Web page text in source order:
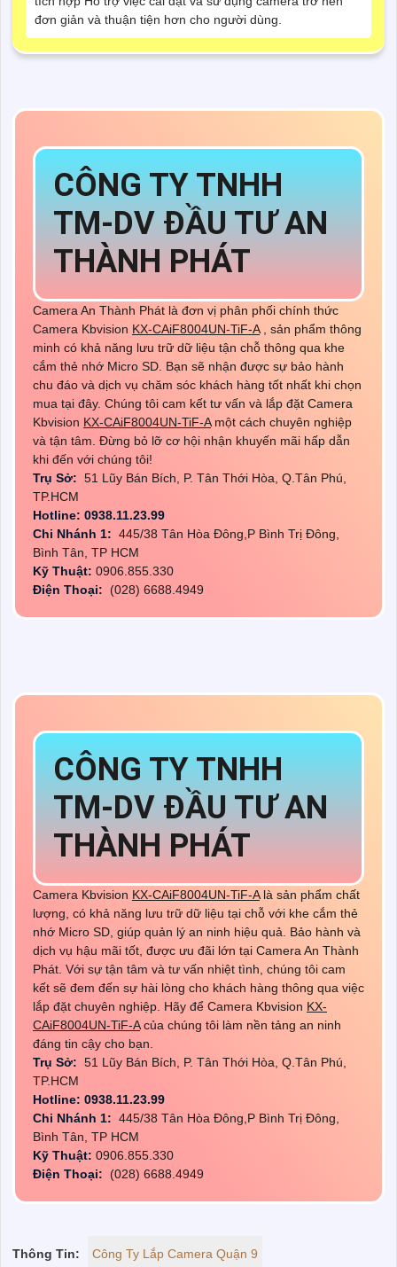
đơn giản và thuận tiện hơn cho người dùng.
CÔNG TY TNHH
TM-DV ĐẦU TƯ AN
THÀNH PHÁT
Camera An Thành Phát là đơn vị phân phối chính thức
Camera Kbvision KX-CAiF8004UN-TiF-A, sản phẩm thông
minh có khả năng lưu trữ dữ liệu tận chỗ thông qua khe
cắm thẻ nhớ Micro SD. Bạn sẽ nhận được sự bảo hành
chu đáo và dịch vụ chăm sóc khách hàng tốt nhất khi chọn
mua tại đây. Chúng tôi cam kết tư vấn và lắp đặt Camera
Kbvision KX-CAiF8004UN-TiF-Amột cách chuyên nghiệp
và tận tâm. Đừng bỏ lỡ cơ hội nhận khuyến mãi hấp dẫn
khi đến với chúng tôi!
Trụ Sở: 51 Lũy Bán Bích, P. Tân Thới Hòa, Q.Tân Phú,
TP.HCM
Hotline: 0938.11.23.99
Chi Nhánh 1: 445/38 Tân Hòa Đông,P Bình Trị Đông,
Bình Tân, TP HCM
Kỹ Thuật: 0906.855.330
Điện Thoại: (028) 6688.4949
CÔNG TY TNHH
TM-DV ĐẦU TƯ AN
THÀNH PHÁT
Camera Kbvision KX-CAiF8004UN-TiF-Alà sản phẩm chất
lượng, có khả năng lưu trữ dữ liệu tại chỗ với khe cắm thẻ
nhớ Micro SD, giúp quản lý an ninh hiệu quả. Bảo hành và
dịch vụ hậu mãi tốt, được ưu đãi lớn tại Camera An Thành
Phát. Với sự tận tâm và tư vấn nhiệt tình, chúng tôi cam
kết sẽ đem đến sự hài lòng cho khách hàng thông qua việc
lắp đặt chuyên nghiệp. Hãy để Camera Kbvision KX-
CAiF8004UN-TiF-Acủa chúng tôi làm nền tảng an ninh
đáng tin cậy cho bạn.
Trụ Sở: 51 Lũy Bán Bích, P. Tân Thới Hòa, Q.Tân Phú,
TP.HCM
Hotline: 0938.11.23.99
Chi Nhánh 1: 445/38 Tân Hòa Đông,P Bình Trị Đông,
Bình Tân, TP HCM
Kỹ Thuật: 0906.855.330
Điện Thoại: (028) 6688.4949
Thông Tin: Công Ty Lắp Camera Quận 9